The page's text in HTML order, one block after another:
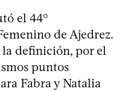
el 44°
de Ajedrez.
definición, por el
puntos
Fabra y Natalia